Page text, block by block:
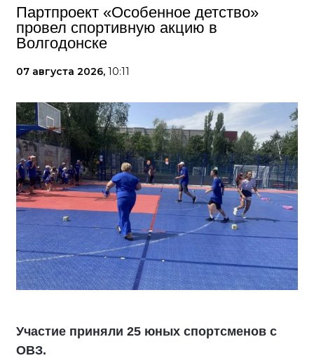
Партпроект «Особенное детство»
провел спортивную акцию в
Волгодонске
07 августа 2026, 10:11
Участие приняли 25 юных спортсменов с
ОВЗ.